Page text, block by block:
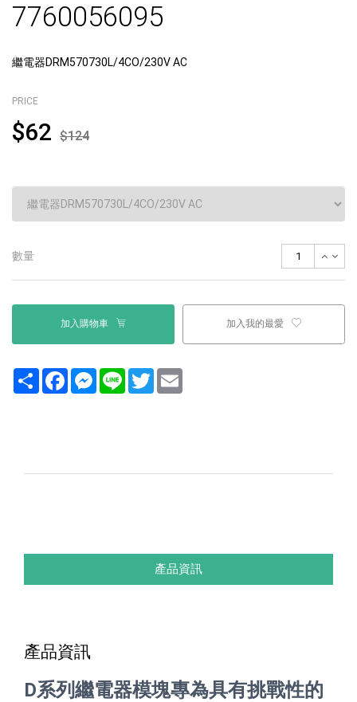
7760056095
繼電器DRM570730L/4CO/230V AC
PRICE
$62 $124
數量
加入購物車 加入我的最愛
Share FacebookMessenger
Line Twitter
產品資訊
產品資訊
D系列繼電器模塊專為具有挑戰性的